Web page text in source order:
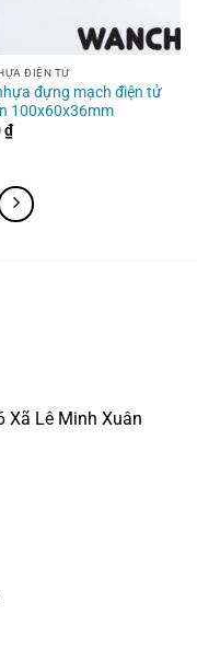
ĐIỆN TỬ
đựng mạch điện tử
100x60x36mm
₫
Xã Lê Minh Xuân